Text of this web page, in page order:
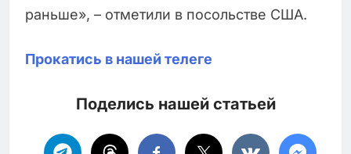
раньше», – отметили в посольстве США.
Прокатись в нашей телеге
Поделись нашей статьей